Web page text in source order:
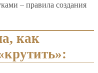
– правила создания
как